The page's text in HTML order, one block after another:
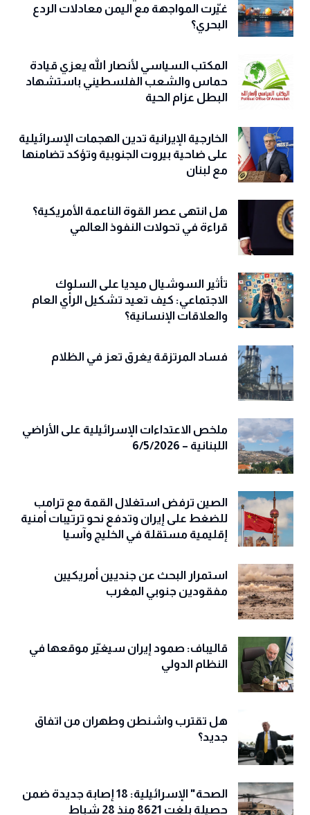
غيّرت المواجهة مع اليمن معادلات الردع
البحري؟
المكتب السياسي لأنصار الله يعزي قيادة
حماس والشعب الفلسطيني باستشهاد
البطل عزام الحية
الخارجية الإيرانية تدين الهجمات الإسرائيلية
على ضاحية بيروت الجنوبية وتؤكد تضامنها
مع لبنان
هل انتهى عصر القوة الناعمة الأمريكية؟
قراءة في تحولات النفوذ العالمي
تأثير السوشيال ميديا على السلوك
الاجتماعي: كيف تعيد تشكيل الرأي العام
والعلاقات الإنسانية؟
فساد المرتزقة يغرق تعز في الظلام
ملخص الاعتداءات الإسرائيلية على الأراضي
اللبنانية – 6/5/2026
الصين ترفض استغلال القمة مع ترامب
للضغط على إيران وتدفع نحو ترتيبات أمنية
إقليمية مستقلة في الخليج وآسيا
استمرار البحث عن جنديين أمريكيين
مفقودين جنوبي المغرب
قاليباف: صمود إيران سيغيّر موقعها في
النظام الدولي
هل تقترب واشنطن وطهران من اتفاق
جديد؟
الصحة" الإسرائيلية: 18 إصابة جديدة ضمن
حصيلة بلغت 8621 منذ 28 شباط